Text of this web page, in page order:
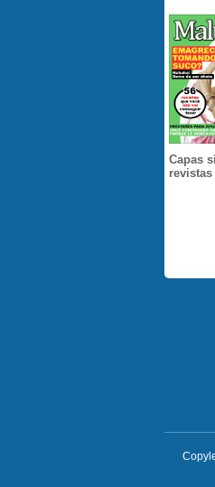
Capas
revistas